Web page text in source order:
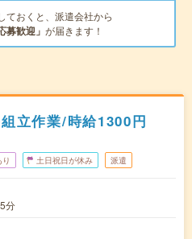
ておくと、派遣会社から
募歓迎」 が届きます！
立作業/時給1300円
土日祝日が休み 派遣
分